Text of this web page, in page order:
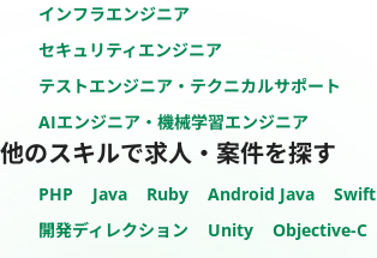
インフラエンジニア
セキュリティエンジニア
テストエンジニア・テクニカルサポート
AIエンジニア・機械学習エンジニア
他のスキルで求人・案件を探す
PHP Java Ruby Android Java
Swift
開発ディレクション
Unity Objective-C